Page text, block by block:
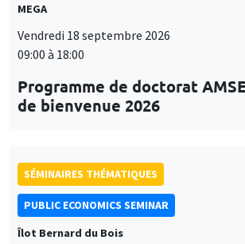
MEGA
Vendredi 18 septembre 2026
09:00 à 18:00
Programme de doctorat
de bienvenue 2026
SÉMINAIRES THÉMATIQUES
PUBLIC ECONOMICS SEMINAR
Îlot Bernard du Bois